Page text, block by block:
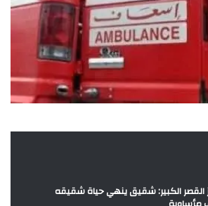
القصر الكبير: شقيق ينهي حياة شقيقه